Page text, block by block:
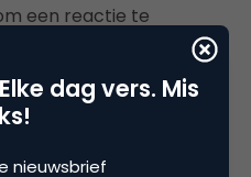
een reactie te
dag vers. Mis
nieuwsbrief